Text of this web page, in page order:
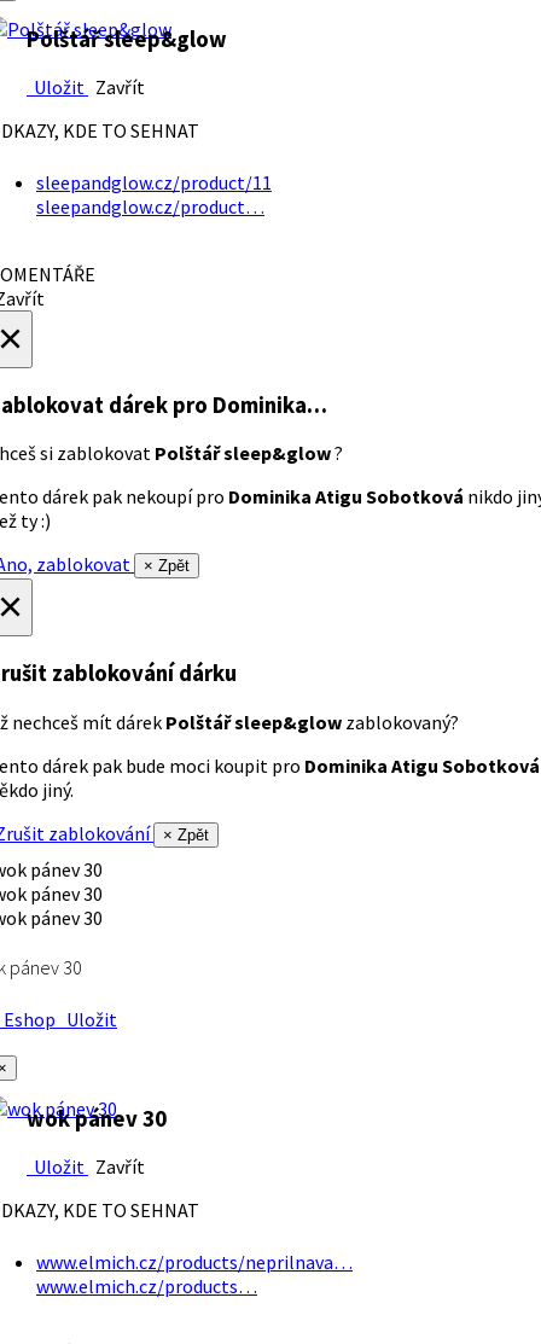
Polštář sleep&glow
Uložit Zavřít
KDE TO SEHNAT
sleepandglow.cz/product/11
sleepandglow.cz/product…
dárek pro Dominika…
si zablokovat Polštář sleep&glow?
dárek pak nekoupí pro Dominika Atigu Sobotková nikdo
ty :)
zablokovat
× Zpět
zablokování dárku
nechceš mít dárek Polštář sleep&glow zablokovaný?
dárek pak bude moci koupit pro Dominika Atigu Sobotková
jiný.
zablokování
× Zpět
pánev 30
Uložit
wok pánev 30
Uložit Zavřít
KDE TO SEHNAT
www.elmich.cz/products/neprilnava…
www.elmich.cz/products…